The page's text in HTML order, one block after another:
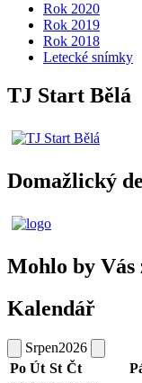
Rok 2020
Rok 2019
Rok 2018
Letecké snímky
TJ Start Bělá
Domažlický
Mohlo by
Kalendář
Srpen2026
Po Út St Čt